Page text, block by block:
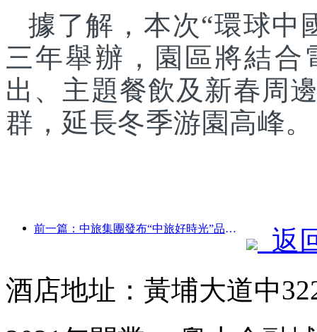
據了解，本次“環球中
三年舉辦，園區將結合
出、主題餐飲及新春周
群，延長冬季游園高峰。
前一篇：中旅集團發布“中旅好時光”品牌，布局銀發旅游市場
返
酒店地址：黃埔大道中